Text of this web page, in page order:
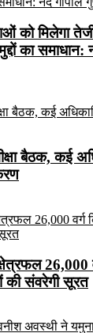
को मिलेगा
का समाधान:
बैठक, कई
26,000
संवरेगी सूरत